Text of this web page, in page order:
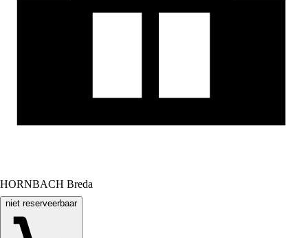
HORNBACH Breda
niet reserveerbaar